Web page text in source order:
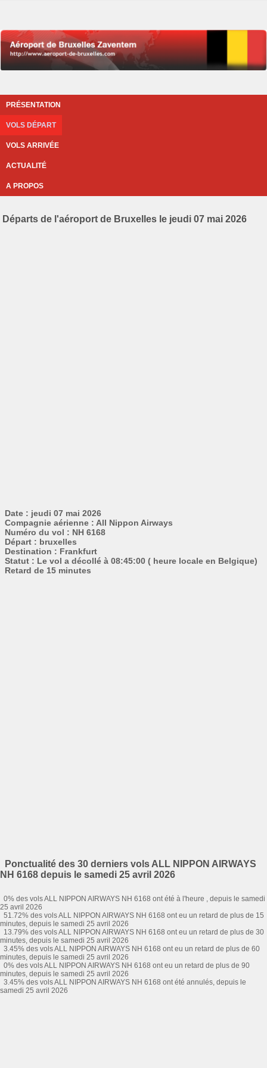
PRÉSENTATION
VOLS DÉPART
VOLS ARRIVÉE
ACTUALITÉ
A PROPOS
Départs de l'aéroport de Bruxelles le jeudi 07 mai 2026
Date : jeudi 07 mai 2026
Compagnie aérienne : All Nippon Airways
Numéro du vol : NH 6168
Départ : bruxelles
Destination : Frankfurt
Statut : Le vol a décollé à 08:45:00 ( heure locale en Belgique)
Retard de 15 minutes
Ponctualité des 30 derniers vols ALL NIPPON AIRWAYS
NH 6168 depuis le samedi 25 avril 2026
0% des vols ALL NIPPON AIRWAYS NH 6168 ont été à l'heure , depuis le samedi
25 avril 2026
51.72% des vols ALL NIPPON AIRWAYS NH 6168 ont eu un retard de plus de 15
minutes, depuis le samedi 25 avril 2026
13.79% des vols ALL NIPPON AIRWAYS NH 6168 ont eu un retard de plus de 30
minutes, depuis le samedi 25 avril 2026
3.45% des vols ALL NIPPON AIRWAYS NH 6168 ont eu un retard de plus de 60
minutes, depuis le samedi 25 avril 2026
0% des vols ALL NIPPON AIRWAYS NH 6168 ont eu un retard de plus de 90
minutes, depuis le samedi 25 avril 2026
3.45% des vols ALL NIPPON AIRWAYS NH 6168 ont été annulés, depuis le
samedi 25 avril 2026